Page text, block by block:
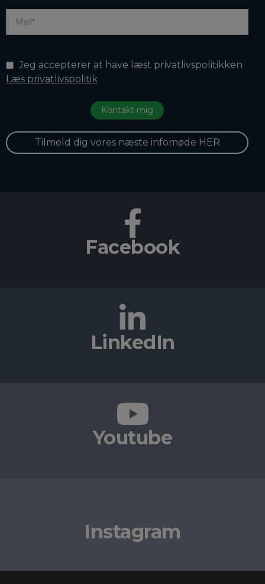
Jeg accepterer at have læst privatlivspolitikken
Læs privatlivspolitik
Tilmeld dig vores næste infomøde HER
Facebook
LinkedIn
Youtube
Instagram